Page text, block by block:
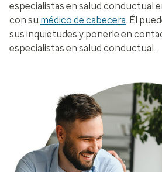
especialistas en salud conductual
con su médico de cabecera. Él
sus inquietudes y ponerle en
especialistas en salud conductual.